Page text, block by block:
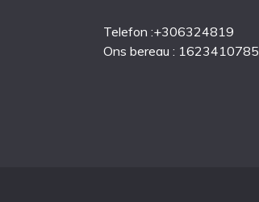
Telefon :+306324819
Ons bereau : 1623410785